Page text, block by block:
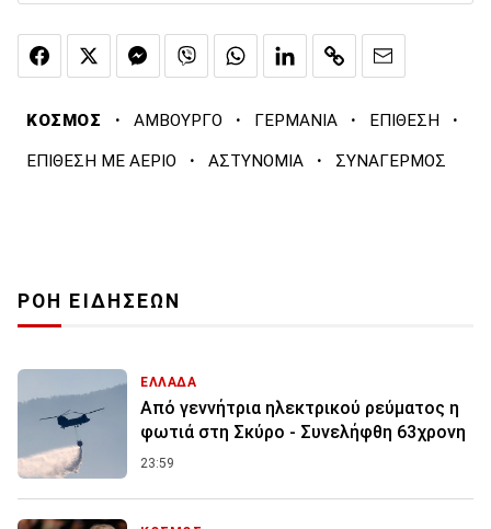
ΚΟΣΜΟΣ · ΑΜΒΟΥΡΓΟ · ΓΕΡΜΑΝΙΑ · ΕΠΙΘΕΣΗ ·
ΕΠΙΘΕΣΗ ΜΕ ΑΕΡΙΟ · ΑΣΤΥΝΟΜΙΑ · ΣΥΝΑΓΕΡΜΟΣ
ΡΟΗ ΕΙΔΗΣΕΩΝ
ΕΛΛΑΔΑ
Από γεννήτρια ηλεκτρικού ρεύματος η
φωτιά στη Σκύρο - Συνελήφθη 63χρονη
23:59